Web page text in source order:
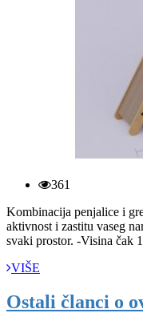
361
Kombinacija penjalice i
aktivnost i zastitu vaseg
svaki prostor. -Visina čak
VIŠE
Ostali članci o